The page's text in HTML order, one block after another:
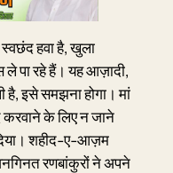
हवा है, खुला
पा रहे हैं। यह आज़ादी,
है, इसे समझना होगा। मां
करवाने के लिए न जाने
शहीद-ए-आज़म
रणबांकुरों ने अपने